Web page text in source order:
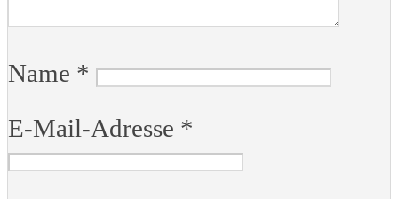
Name *
E-Mail-Adresse *